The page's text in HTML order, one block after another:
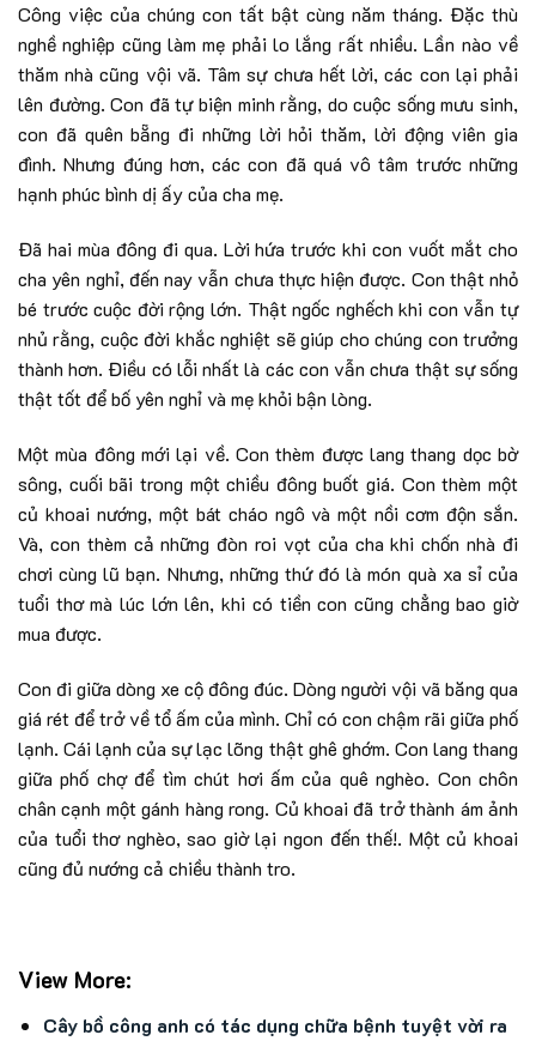
Công việc của chúng con tất bật cùng năm tháng. Đặc thù
nghề nghiệp cũng làm mẹ phải lo lắng rất nhiều. Lần nào về
thăm nhà cũng vội vã. Tâm sự chưa hết lời, các con lại phải
lên đường. Con đã tự biện minh rằng, do cuộc sống mưu sinh,
con đã quên bẵng đi những lời hỏi thăm, lời động viên gia
đình. Nhưng đúng hơn, các con đã quá vô tâm trước những
hạnh phúc bình dị ấy của cha mẹ.
Đã hai mùa đông đi qua. Lời hứa trước khi con vuốt mắt cho
cha yên nghỉ, đến nay vẫn chưa thực hiện được. Con thật nhỏ
bé trước cuộc đời rộng lớn. Thật ngốc nghếch khi con vẫn tự
nhủ rằng, cuộc đời khắc nghiệt sẽ giúp cho chúng con trưởng
thành hơn. Điều có lỗi nhất là các con vẫn chưa thật sự sống
thật tốt để bố yên nghỉ và mẹ khỏi bận lòng.
Một mùa đông mới lại về. Con thèm được lang thang dọc bờ
sông, cuối bãi trong một chiều đông buốt giá. Con thèm một
củ khoai nướng, một bát cháo ngô và một nồi cơm độn sắn.
Và, con thèm cả những đòn roi vọt của cha khi chốn nhà đi
chơi cùng lũ bạn. Nhưng, những thứ đó là món quà xa sỉ của
tuổi thơ mà lúc lớn lên, khi có tiền con cũng chẳng bao giờ
mua được.
Con đi giữa dòng xe cộ đông đúc. Dòng người vội vã băng qua
giá rét để trở về tổ ấm của mình. Chỉ có con chậm rãi giữa phố
lạnh. Cái lạnh của sự lạc lõng thật ghê ghớm. Con lang thang
giữa phố chợ để tìm chút hơi ấm của quê nghèo. Con chôn
chân cạnh một gánh hàng rong. Củ khoai đã trở thành ám ảnh
của tuổi thơ nghèo, sao giờ lại ngon đến thế!. Một củ khoai
cũng đủ nướng cả chiều thành tro.
View More:
Cây bồ công anh có tác dụng chữa bệnh tuyệt vời ra